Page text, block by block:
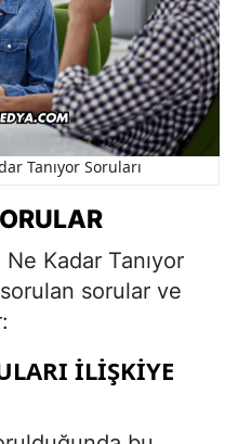
Tanıyor Soruları
Kadar Tanıyor
sorular ve
ILIŞKIYE